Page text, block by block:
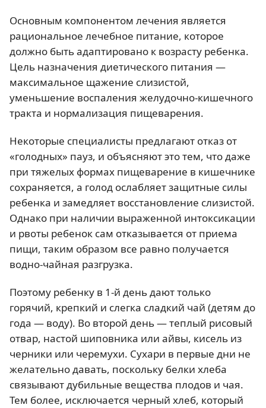
Основным компонентом лечения является
рациональное лечебное питание, которое
должно быть адаптировано к возрасту ребенка.
Цель назначения диетического питания —
максимальное щажение слизистой,
уменьшение воспаления желудочно-кишечного
тракта и нормализация пищеварения.
Некоторые специалисты предлагают отказ от
«голодных» пауз, и объясняют это тем, что даже
при тяжелых формах пищеварение в кишечнике
сохраняется, а голод ослабляет защитные силы
ребенка и замедляет восстановление слизистой.
Однако при наличии выраженной интоксикации
и рвоты ребенок сам отказывается от приема
пищи, таким образом все равно получается
водно-чайная разгрузка.
Поэтому ребенку в 1-й день дают только
горячий, крепкий и слегка сладкий чай (детям до
года — воду). Во второй день — теплый рисовый
отвар, настой шиповника или айвы, кисель из
черники или черемухи. Сухари в первые дни не
желательно давать, поскольку белки хлеба
связывают дубильные вещества плодов и чая.
Тем более, исключается черный хлеб, который